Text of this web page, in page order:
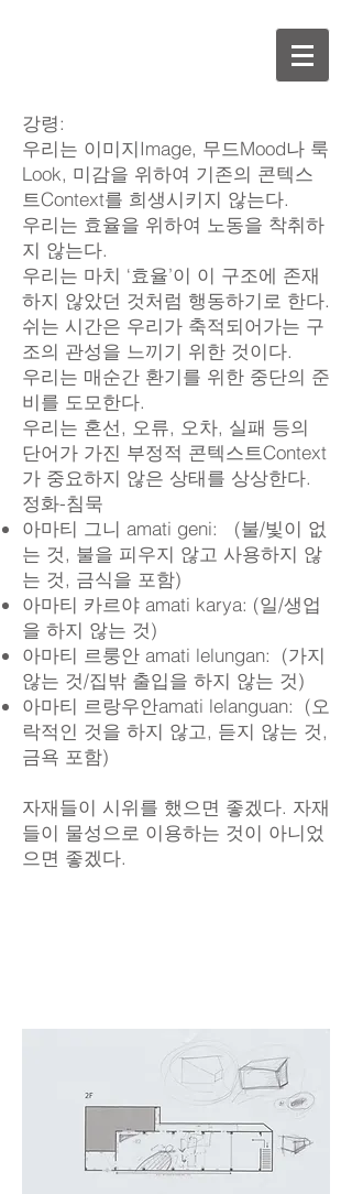
강령:
우리는 이미지Image, 무드Mood나 룩
Look, 미감을 위하여 기존의 콘텍스
트Context를 희생시키지 않는다.
우리는 효율을 위하여 노동을 착취하
지 않는다.
우리는 마치 ‘효율’이 이 구조에 존재
하지 않았던 것처럼 행동하기로 한다.
쉬는 시간은 우리가 축적되어가는 구
조의 관성을 느끼기 위한 것이다.
우리는 매순간 환기를 위한 중단의 준
비를 도모한다.
우리는 혼선, 오류, 오차, 실패 등의
단어가 가진 부정적 콘텍스트Context
가 중요하지 않은 상태를 상상한다.
정화-침묵
아마티 그니 amati geni: (불/빛이 없
는 것, 불을 피우지 않고 사용하지 않
는 것, 금식을 포함)
아마티 카르야 amati karya: (일/생업
을 하지 않는 것)
아마티 르룽안 amati lelungan: (가지
않는 것/집밖 출입을 하지 않는 것)
아마티 르랑우안amati lelanguan: (오
락적인 것을 하지 않고, 듣지 않는 것,
금욕 포함)
자재들이 시위를 했으면 좋겠다. 자재
들이 물성으로 이용하는 것이 아니었
으면 좋겠다.